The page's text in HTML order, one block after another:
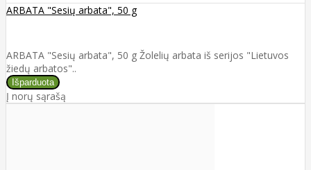
ARBATA "Sesių arbata", 50 g
ARBATA "Sesių arbata", 50 g Žolelių arbata iš serijos "Lietuvos
žiedų arbatos"..
Į norų sąrašą